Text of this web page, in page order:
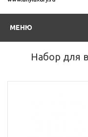
МЕНЮ
Набор для